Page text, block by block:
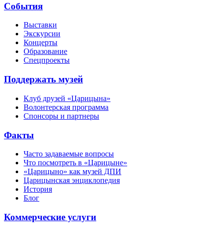
События
Выставки
Экскурсии
Концерты
Образование
Спецпроекты
Поддержать музей
Клуб друзей «Царицына»
Волонтерская программа
Спонсоры и партнеры
Факты
Часто задаваемые вопросы
Что посмотреть в «Царицыне»
«Царицыно» как музей ДПИ
Царицынская энциклопедия
История
Блог
Коммерческие услуги